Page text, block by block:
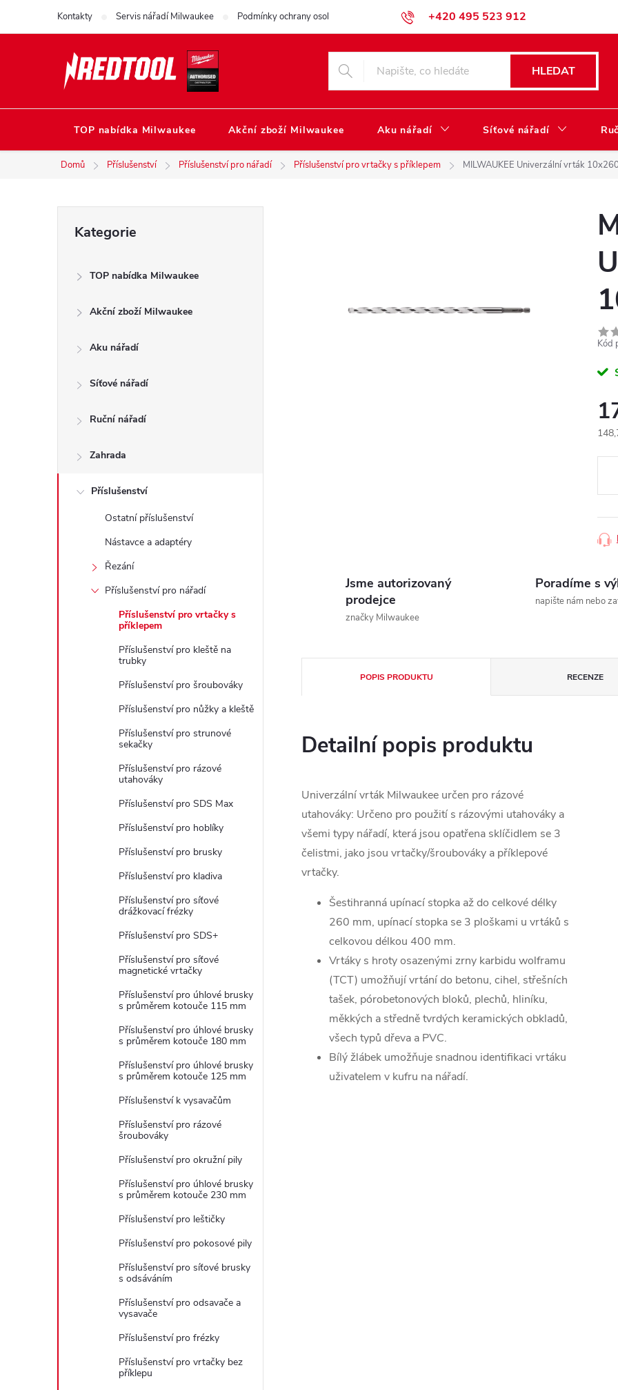
+420 495 523 912
Kontakty Servis nářadí Milwaukee Podmínky ochrany osobních údajů Obchodní podmínky Katalog ke stažení
HLEDAT
TOP nabídka Milwaukee Akční zboží Milwaukee Aku nářadí Síťové nářadí
Domů Příslušenství Příslušenství pro nářadí Příslušenství pro vrtačky s příklepem MILWAUKEE Univerzální vrták
n
kategorie
Kategorie
TOP nabídka Milwaukee
Akční zboží Milwaukee
Aku nářadí
Síťové nářadí
Ruční nářadí
Zahrada
Příslušenství
Ostatní příslušenství
Nástavce a adaptéry
Řezání
Příslušenství pro nářadí
Příslušenství pro vrtačky s
příklepem
Příslušenství pro kleště na
trubky
Příslušenství pro šroubováky
Příslušenství pro nůžky a kleště
Příslušenství pro strunové
sekačky
Příslušenství pro rázové
utahováky
Příslušenství pro SDS Max
Příslušenství pro hoblíky
Příslušenství pro brusky
Příslušenství pro kladiva
Příslušenství pro síťové
drážkovací frézky
Příslušenství pro SDS+
Příslušenství pro síťové
magnetické vrtačky
Příslušenství pro úhlové brusky
s průměrem kotouče 115 mm
Příslušenství pro úhlové brusky
s průměrem kotouče 180 mm
Příslušenství pro úhlové brusky
s průměrem kotouče 125 mm
Příslušenství k vysavačům
Příslušenství pro rázové
šroubováky
Příslušenství pro okružní pily
Příslušenství pro úhlové brusky
s průměrem kotouče 230 mm
Příslušenství pro leštičky
Příslušenství pro pokosové pily
Příslušenství pro síťové brusky
s odsáváním
Příslušenství pro odsavače a
vysavače
Příslušenství pro frézky
Příslušenství pro vrtačky bez
příklepu
Kód
Jsme autorizovaný
prodejce
značky Milwaukee
Poradíme s
napište nám nebo
POPIS PRODUKTU RECENZE
Detailní popis produktu
Univerzální vrták Milwaukee určen pro rázové
utahováky: Určeno pro použití s rázovými utahováky a
všemi typy nářadí, která jsou opatřena sklíčidlem se 3
čelistmi, jako jsou vrtačky/šroubováky a příklepové
vrtačky.
Šestihranná upínací stopka až do celkové délky
260 mm, upínací stopka se 3 ploškami u vrtáků s
celkovou délkou 400 mm.
Vrtáky s hroty osazenými zrny karbidu wolframu
(TCT) umožňují vrtání do betonu, cihel, střešních
tašek, pórobetonových bloků, plechů, hliníku,
měkkých a středně tvrdých keramických obkladů,
všech typů dřeva a PVC.
Bílý žlábek umožňuje snadnou identifikaci vrtáku
uživatelem v kufru na nářadí.